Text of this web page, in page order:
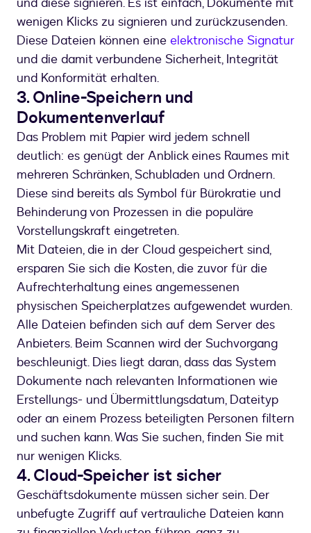
wenigen Klicks zu signieren und zurückzusenden.
Diese Dateien können eine elektronische Signatur
und die damit verbundene Sicherheit, Integrität
und Konformität erhalten.
3. Online-Speichern und
Dokumentenverlauf
Das Problem mit Papier wird jedem schnell
deutlich: es genügt der Anblick eines Raumes mit
mehreren Schränken, Schubladen und Ordnern.
Diese sind bereits als Symbol für Bürokratie und
Behinderung von Prozessen in die populäre
Vorstellungskraft eingetreten.
Mit Dateien, die in der Cloud gespeichert sind,
ersparen Sie sich die Kosten, die zuvor für die
Aufrechterhaltung eines angemessenen
physischen Speicherplatzes aufgewendet wurden.
Alle Dateien befinden sich auf dem Server des
Anbieters. Beim Scannen wird der Suchvorgang
beschleunigt. Dies liegt daran, dass das System
Dokumente nach relevanten Informationen wie
Erstellungs- und Übermittlungsdatum, Dateityp
oder an einem Prozess beteiligten Personen filtern
und suchen kann. Was Sie suchen, finden Sie mit
nur wenigen Klicks.
4. Cloud-Speicher ist sicher
Geschäftsdokumente müssen sicher sein. Der
unbefugte Zugriff auf vertrauliche Dateien kann